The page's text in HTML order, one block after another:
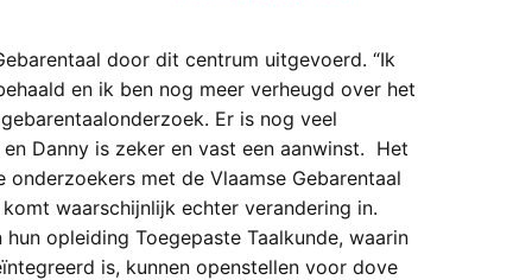
door dit centrum uitgevoerd. “Ik
en ik ben nog meer verheugd over het
Er is nog veel
Danny is zeker en vast een aanwinst. Het
met de Vlaamse Gebarentaal
waarschijnlijk echter verandering in.
opleiding Toegepaste Taalkunde, waarin
is, kunnen openstellen voor dove